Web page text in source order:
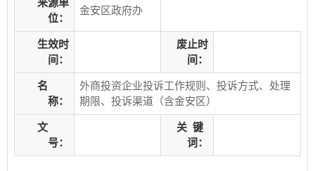
来源单
位：
金安区政府办
生效时
间：
废止时
间：
名
称：
外商投资企业投诉工作规则、投诉方式、处理
期限、投诉渠道（含金安区）
文
号：
关 键
词：